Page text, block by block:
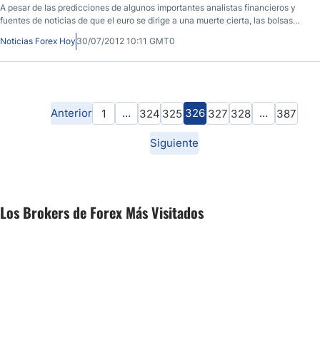
A pesar de las predicciones de algunos importantes analistas financieros y
fuentes de noticias de que el euro se dirige a una muerte cierta, las bolsas
asiáticas han seguido aumentando, lo que indica fuertes esperanzas de los
consumidores en contrario.
Noticias Forex Hoy 30/07/2012 10:11 GMT0
Anterior 1 … 324 325 326 327 328 … 387
Siguiente
Los Brokers de Forex Más Visitados